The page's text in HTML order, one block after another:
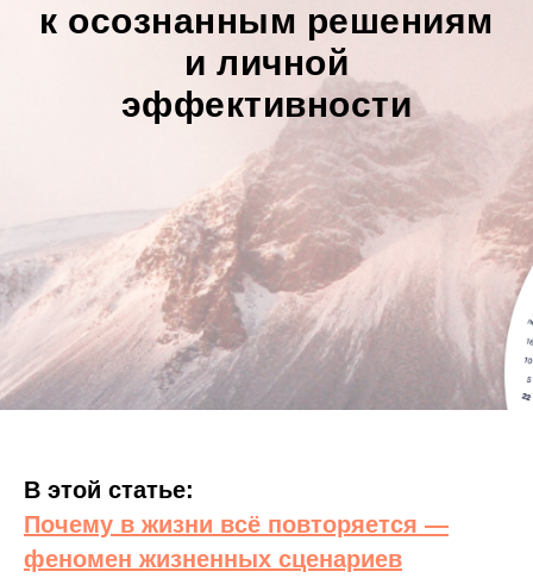
к осознанным решениям
и личной
эффективности
В этой статье:
Почему в жизни всё повторяется —
феномен жизненных сценариев